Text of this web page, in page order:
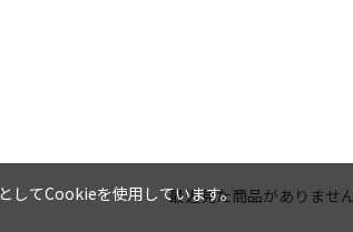
最近見た商品がありません
してCookieを使用しています。